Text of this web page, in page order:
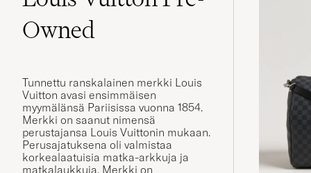
Owned
Tunnettu ranskalainen merkki Louis
Vuitton avasi ensimmäisen
myymälänsä Pariisissa vuonna 1854.
Merkki on saanut nimensä
perustajansa Louis Vuittonin mukaan.
Perusajatuksena oli valmistaa
korkealaatuisia matka-arkkuja ja
matkalaukkuja. Merkki on